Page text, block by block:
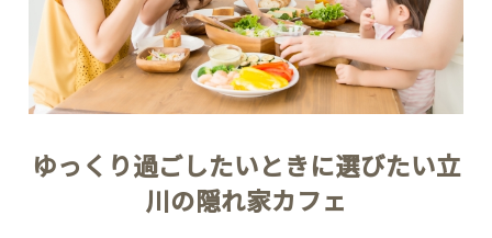
ゆっくり過ごしたいときに選びたい立
川の隠れ家カフェ